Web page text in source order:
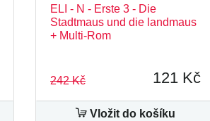
ELI - N - Erste 3 - Die
Stadtmaus und die landmaus
+ Multi-Rom
242 Kč 121 Kč
Vložit do košíku